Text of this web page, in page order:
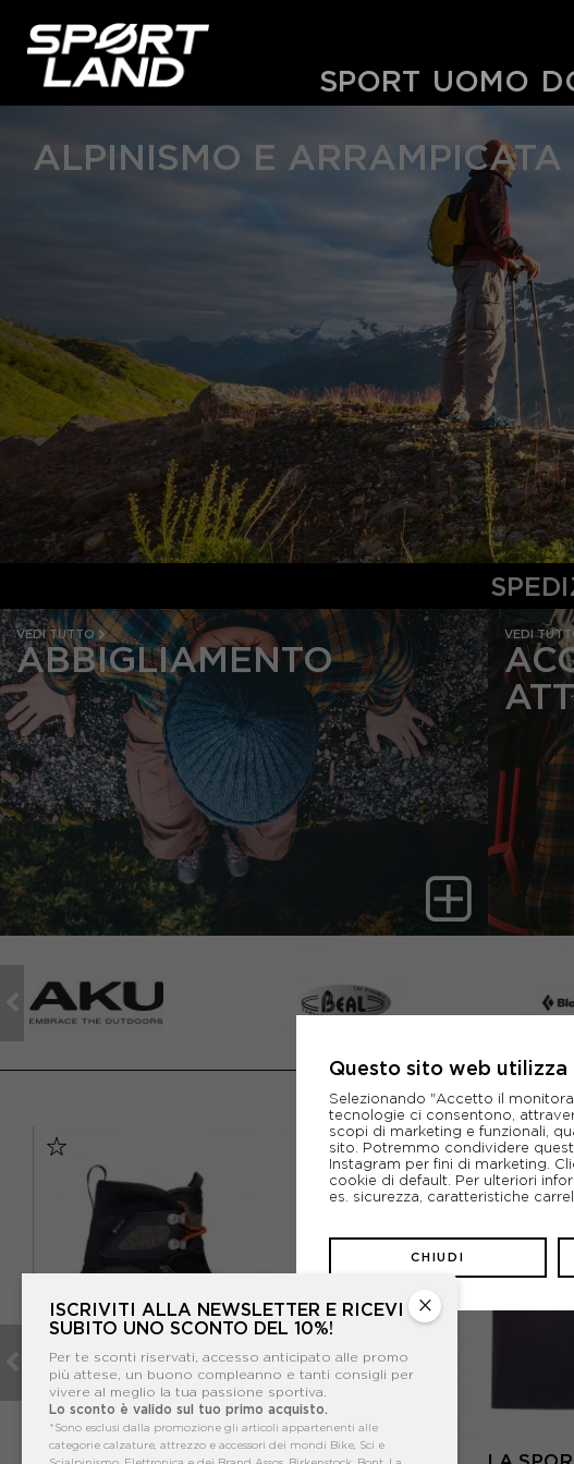
SPORT UOMO
ALPINISMO E ARRAMPICATA
VEDI TUTTO
ABBIGLIAMENTO
VEDI
×
ISCRIVITI ALLA NEWSLETTER E RICEVI
SUBITO UNO SCONTO DEL 10%!
Per te sconti riservati, accesso anticipato alle promo
più attese, un buono compleanno e tanti consigli per
vivere al meglio la tua passione sportiva.
Lo sconto è valido sul tuo primo acquisto.
*Sono esclusi dalla promozione gli articoli appartenenti alle
categorie calzature, attrezzo e accessori dei mondi Bike, Sci e
Questo sito web utilizza
Selezionando "Accetto il
tecnologie ci consentono,
scopi di marketing e funzionali,
sito. Potremmo condividere
Instagram per fini di marketing.
cookie di default. Per ulteriori
es. sicurezza, caratteristiche
CHIUDI